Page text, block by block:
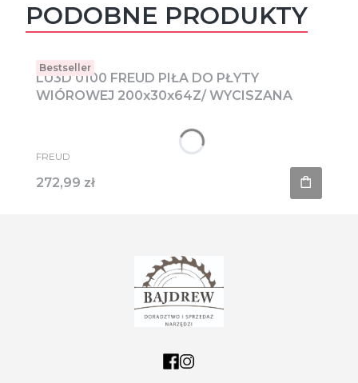
PODOBNE PRODUKTY
Bestseller
LU3D 0100 FREUD PIŁA DO PŁYTY
WIÓROWEJ 200x30x64Z/ WYCISZANA
PRODUCENT
FREUD
Cena
272,99 zł